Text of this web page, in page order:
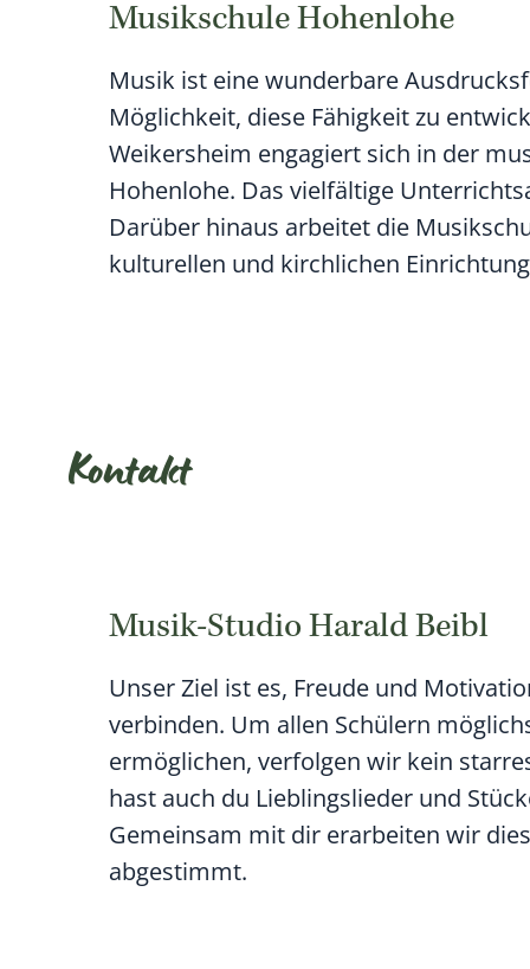
Musikschule Hohenlohe
Musik ist eine wunderbare
Möglichkeit, diese Fähigkeit zu
Weikersheim engagiert sich in der
Hohenlohe. Das vielfältige
Darüber hinaus arbeitet die
kulturellen und kirchlichen
Kontakt
Musik-Studio Harald Beibl
Unser Ziel ist es, Freude und
verbinden. Um allen Schülern
ermöglichen, verfolgen wir kein
hast auch du Lieblingslieder und
Gemeinsam mit dir erarbeiten wir
abgestimmt.